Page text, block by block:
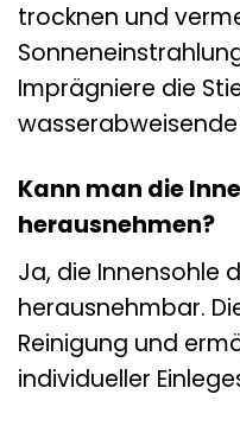
trocknen und
Imprägniere die
Kann man die
herausnehmen?
Ja, die Innensohle
herausnehmbar.
Reinigung und
individueller